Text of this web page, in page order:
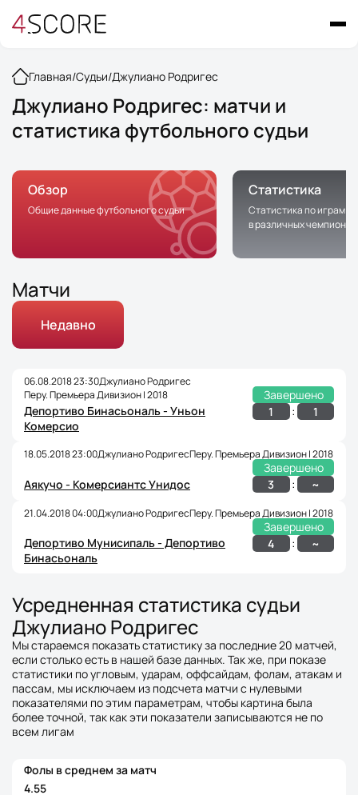
Главная/Судьи/Джулиано Родригес
Джулиано Родригес: матчи и
статистика футбольного судьи
Обзор
Общие данные футбольного судьи
Статистика
Статистика по играм с
в различных
Матчи
Недавно
06.08.2018 23:30Джулиано Родригес
Перу. Премьера Дивизион | 2018
Завершено
Депортиво Бинасьональ - Уньон
Комерсио
1 : 1
18.05.2018 23:00Джулиано РодригесПеру. Премьера Дивизион | 2018
Завершено
Аякучо - Комерсиантс Унидос
3 : ~
21.04.2018 04:00Джулиано РодригесПеру. Премьера Дивизион | 2018
Завершено
Депортиво Мунисипаль - Депортиво
Бинасьональ
4 : ~
Усредненная статистика судьи
Джулиано Родригес
Мы стараемся показать статистику за последние 20 матчей,
если столько есть в нашей базе данных. Так же, при показе
статистики по угловым, ударам, оффсайдам, фолам, атакам и
пассам, мы исключаем из подсчета матчи с нулевыми
показателями по этим параметрам, чтобы картина была
более точной, так как эти показатели записываются не по
всем лигам
Фолы в среднем за матч
4.55